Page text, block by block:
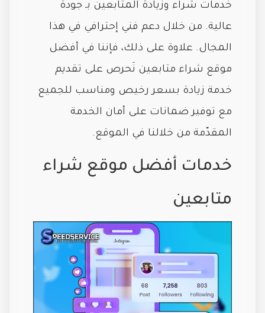
خدمات شراء وزيادة المتابعين بـ جودة
عالية. من خلال دعم فني إحترافي في هذا
المجال. علاوة على ذلك، فإننا في أفضل
موقع شراء متابعين نَحرص على تقديم
خدمة زيادة بسعر رخيص ومناسب للجميع
مع توفير ضمانات على أمان الخدمة
المقدّمة من خلالنا في الموقع.
خدمات أفضل موقع شراء
متابعين